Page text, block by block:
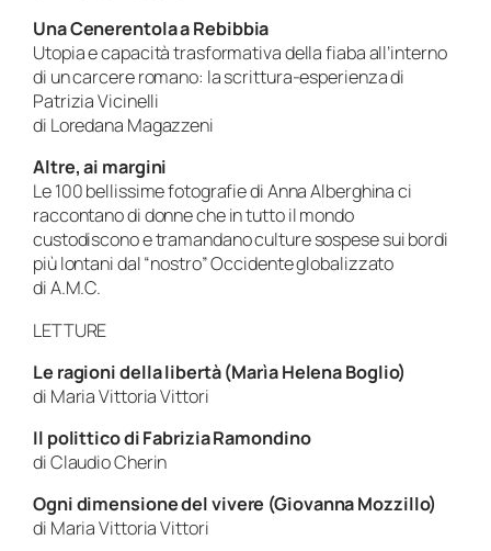
Una Cenerentola a Rebibbia
Utopia e capacità trasformativa della fiaba all’interno
di un carcere romano: la scrittura-esperienza di
Patrizia Vicinelli
di Loredana Magazzeni
Altre, ai margini
Le 100 bellissime fotografie di Anna Alberghina ci
raccontano di donne che in tutto il mondo
custodiscono e tramandano culture sospese sui bordi
più lontani dal “nostro” Occidente globalizzato
di A.M.C.
LETTURE
Le ragioni della libertà (Marìa Helena Boglio)
di Maria Vittoria Vittori
Il polittico di Fabrizia Ramondino
di Claudio Cherin
Ogni dimensione del vivere (Giovanna Mozzillo)
di Maria Vittoria Vittori